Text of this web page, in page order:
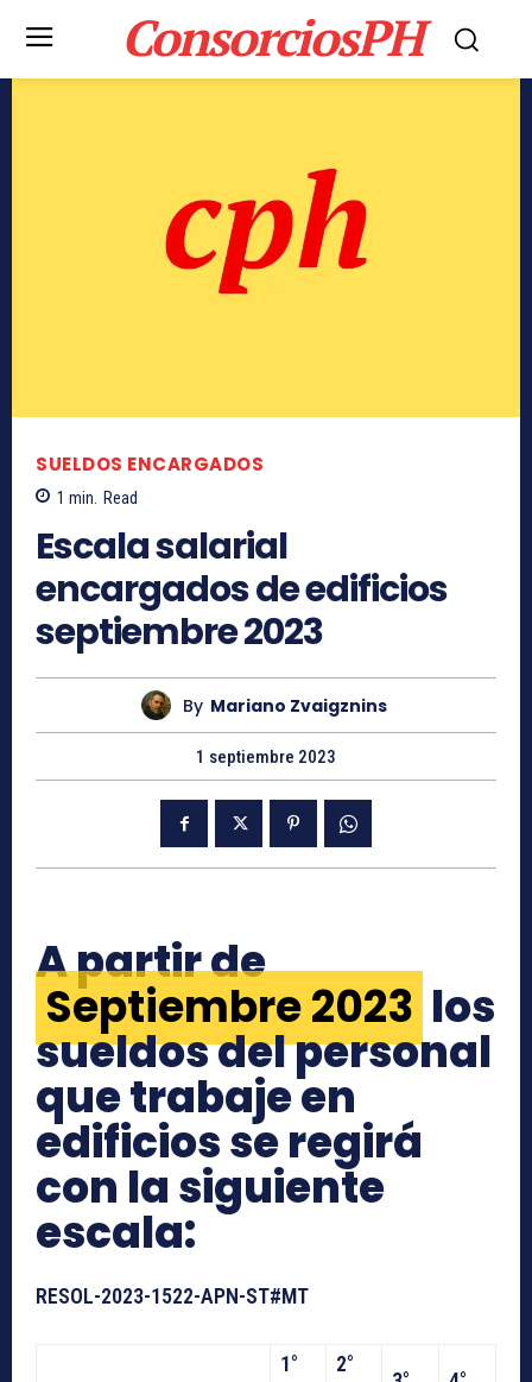
ConsorciosPH
SUELDOS ENCARGADOS
1 min. Read
Escala salarial
encargados de edificios
septiembre 2023
By Mariano Zvaigznins
1 septiembre 2023
A partir de
Septiembre 2023 los
sueldos del personal
que trabaje en
edificios se regirá
con la siguiente
escala:
RESOL-2023-1522-APN-ST#MT
1°
2°